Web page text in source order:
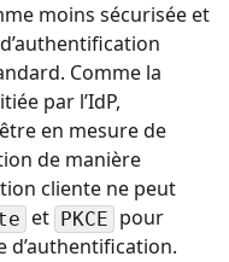
moins sécurisée et
Comme la
par l’IdP,
en mesure de
de manière
cliente ne peut
et PKCE pour
d’authentification.